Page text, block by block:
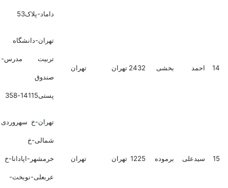
داماد-پلاک53
14 احمد بخشی 2432 تهران تهران
تهران-دانشگاه
تربیت مدرس-
صندوق
پستی14115-358
15 سیدعلی برموده 1225 تهران تهران
تهران-خ سهروردی
شمالی-خ
خرمشهر-اپادانا-خ
عربعلی-نوبخت-